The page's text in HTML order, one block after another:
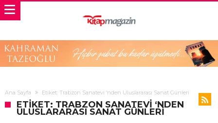
Ana Sayfa Etiket: Trabzon Sanatevi ‘nden Uluslararası Sanat Günleri
ETIKET: TRABZON SANATEVI ‘NDEN
ULUSLARARASI SANAT GÜNLERI